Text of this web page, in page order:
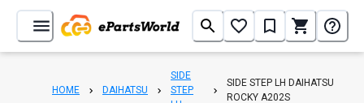
HOME DAIHATSU
SIDE
STEP
SIDE STEP LH DAIHATSU
ROCKY A202S